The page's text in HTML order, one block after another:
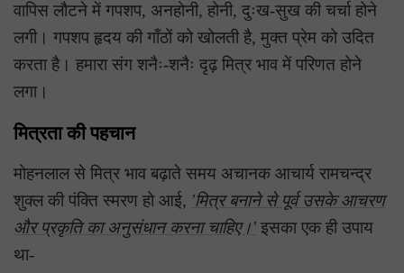
वापिस लौटने में गपशप, अनहोनी, होनी, दुःख-सुख की चर्चा होने
लगी। गपशप हृदय की गाँठों को खोलती है, मुक्त प्रेम को उदित
करता है। हमारा संग शनैः-शनैः दृढ़ मित्र भाव में परिणत होने
लगा।
मित्रता की पहचान
मोहनलाल से मित्र भाव बढ़ाते समय अचानक आचार्य रामचन्द्र
शुक्ल की पंक्ति स्मरण हो आई, 'मित्र बनाने से पूर्व उसके आचरण
और प्रकृति का अनुसंधान करना चाहिए।' इसका एक ही उपाय
था-